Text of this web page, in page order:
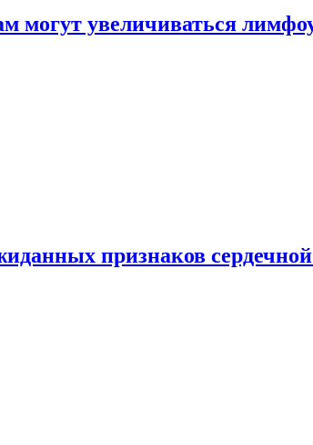
могут увеличиваться
признаков